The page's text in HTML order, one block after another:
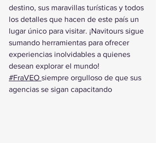
destino, sus maravillas turísticas y todos
los detalles que hacen de este país un
lugar único para visitar. ¡Navitours sigue
sumando herramientas para ofrecer
experiencias inolvidables a quienes
desean explorar el mundo!
#FraVEO siempre orgulloso de que sus
agencias se sigan capacitando